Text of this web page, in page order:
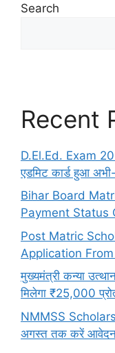
Search
Recent
D.El.Ed. Exam
एडमिट कार्ड हुआ
Bihar Board
Payment Status
Post Matric
Application
मुख्यमंत्री कन्या
मिलेगा ₹25,000
NMMSS
अगस्त तक करें आवेदन,